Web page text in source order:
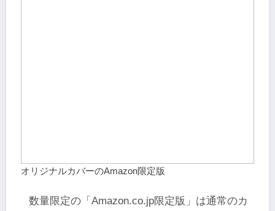
オリジナルカバーのAmazon限定版
数量限定の「Amazon.co.jp限定版」は通常のカ